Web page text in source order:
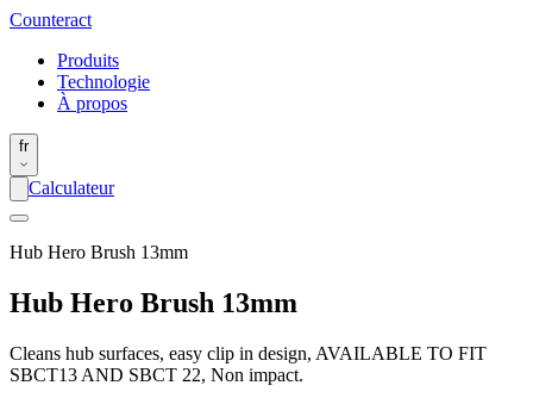
Counteract
Produits
Technologie
À propos
fr
Calculateur
Hub Hero Brush 13mm
Hub Hero Brush 13mm
Cleans hub surfaces, easy clip in design, AVAILABLE TO FIT
SBCT13 AND SBCT 22, Non impact.